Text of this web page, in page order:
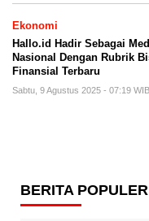
Ekonomi
Hallo.id Hadir Sebagai
Nasional Dengan Rubrik
Finansial Terbaru
Sabtu, 9 Agustus 2025 - 07:19 WIB
BERITA POPULER